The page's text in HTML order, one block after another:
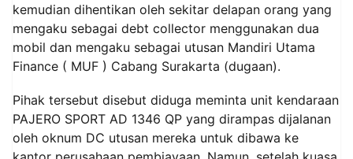
kemudian dihentikan oleh sekitar delapan orang yang
mengaku sebagai debt collector menggunakan dua
mobil dan mengaku sebagai utusan Mandiri Utama
Finance ( MUF ) Cabang Surakarta (dugaan).
Pihak tersebut disebut diduga meminta unit kendaraan
PAJERO SPORT AD 1346 QP yang dirampas dijalanan
oleh oknum DC utusan mereka untuk dibawa ke